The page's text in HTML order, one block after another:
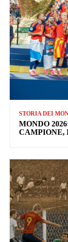
STORIA DEI
MONDO
CAMPIONE,